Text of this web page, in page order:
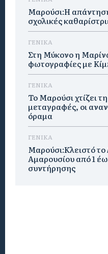
Μαρούσι:Η
σχολικές
ΓΕΝΙΚΑ
Στη Μύκονο η
φωτογραφίες με
ΓΕΝΙΚΑ
Το Μαρούσι χτίζει
μεταγραφές, οι
όραμα
ΓΕΝΙΚΑ
Μαρούσι:Κλειστό
Αμαρουσίου από 1
συντήρησης